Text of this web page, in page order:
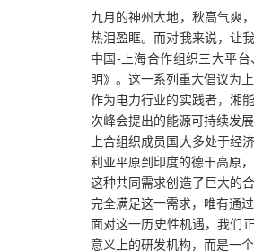
九月的神州大地，秋高气爽
热泪盈眶。而对我来说，让
中国-上海合作组织三大平
明》。这一系列重大倡议为
作为电力行业的实践者，湘
次峰会提出的能源可持续发
上合组织成员国大多处于经
利亚平原到印度的德干高原
这种共同需求创造了巨大的
完全满足这一需求，唯有通
面对这一历史性机遇，我们
意义上的研发机构，而是一